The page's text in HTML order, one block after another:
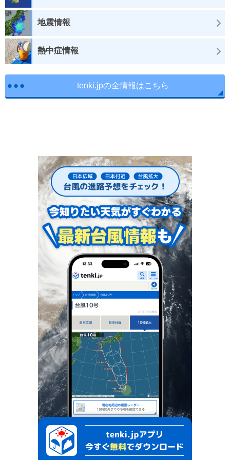
地震情報
熱中症情報
tenki.jpの全情報はこちら